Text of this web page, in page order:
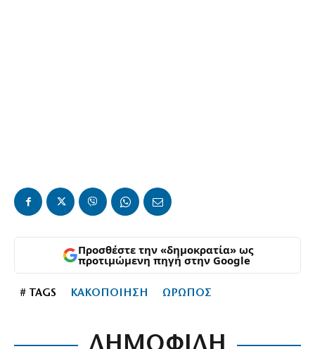
Προσθέστε την «δημοκρατία» ως
προτιμώμενη πηγή στην Google
# TAGS ΚΑΚΟΠΟΙΗΣΗ ΩΡΩΠΟΣ